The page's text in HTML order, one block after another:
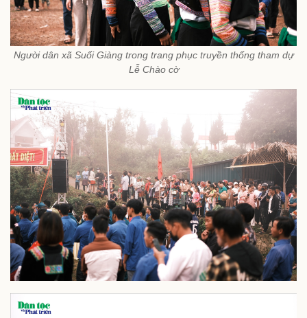
Người dân xã Suối Giàng trong trang phục truyền thống tham dự
Lễ Chào cờ